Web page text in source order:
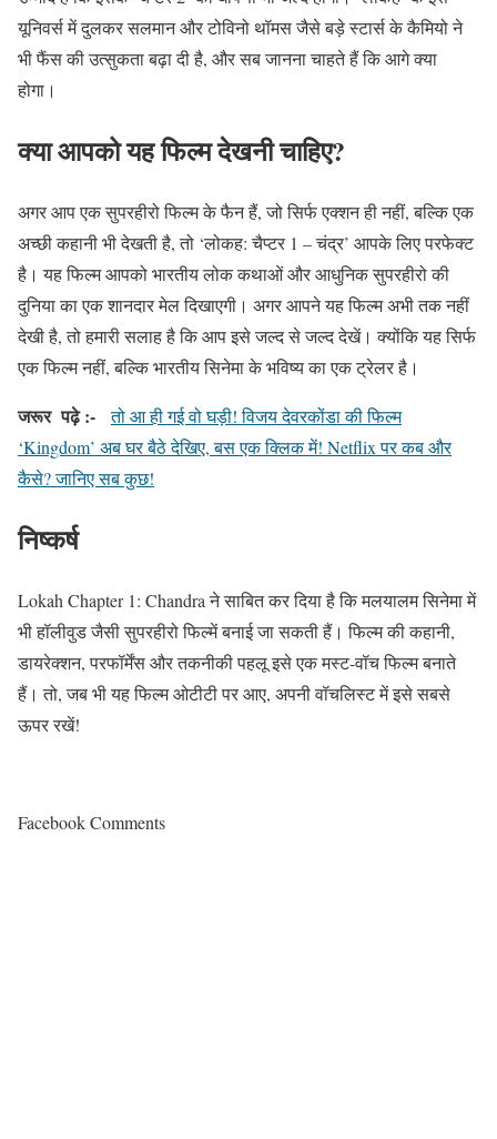
यूनिवर्स में दुलकर सलमान और टोविनो थॉमस जैसे बड़े स्टार्स के कैमियो ने
भी फैंस की उत्सुकता बढ़ा दी है, और सब जानना चाहते हैं कि आगे क्या
होगा।
क्या आपको यह फिल्म देखनी चाहिए?
अगर आप एक सुपरहीरो फिल्म के फैन हैं, जो सिर्फ एक्शन ही नहीं, बल्कि एक
अच्छी कहानी भी देखती है, तो ‘लोकह: चैप्टर 1 – चंद्र’ आपके लिए परफेक्ट
है। यह फिल्म आपको भारतीय लोक कथाओं और आधुनिक सुपरहीरो की
दुनिया का एक शानदार मेल दिखाएगी। अगर आपने यह फिल्म अभी तक नहीं
देखी है, तो हमारी सलाह है कि आप इसे जल्द से जल्द देखें। क्योंकि यह सिर्फ
एक फिल्म नहीं, बल्कि भारतीय सिनेमा के भविष्य का एक ट्रेलर है।
जरूर पढ़े:-तो आ ही गई वो घड़ी! विजय देवरकोंडा की फिल्म
‘Kingdom’ अब घर बैठे देखिए, बस एक क्लिक में! Netflix पर कब और
कैसे? जानिए सब कुछ!
निष्कर्ष
Lokah Chapter 1: Chandraने साबित कर दिया है कि मलयालम सिनेमा में
भी हॉलीवुड जैसी सुपरहीरो फिल्में बनाई जा सकती हैं। फिल्म की कहानी,
डायरेक्शन, परफॉर्मेंस और तकनीकी पहलू इसे एक मस्ट-वॉच फिल्म बनाते
हैं। तो, जब भी यह फिल्म ओटीटी पर आए, अपनी वॉचलिस्ट में इसे सबसे
ऊपर रखें!
Facebook Comments